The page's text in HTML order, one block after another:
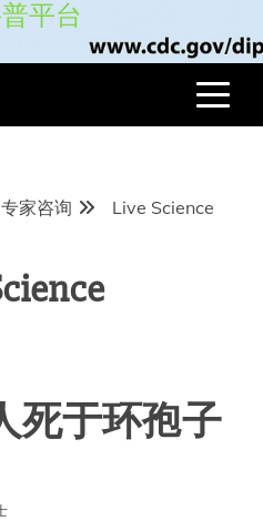
平台
专家咨询 Live Science
死于环孢子